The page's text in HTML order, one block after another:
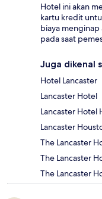
Hotel ini akan
kartu kredit
biaya
pada saat
Juga dikenal
Hotel Lancaster
Lancaster Hotel
Lancaster Hotel
Lancaster
The Lancaster
The Lancaster
The Lancaster